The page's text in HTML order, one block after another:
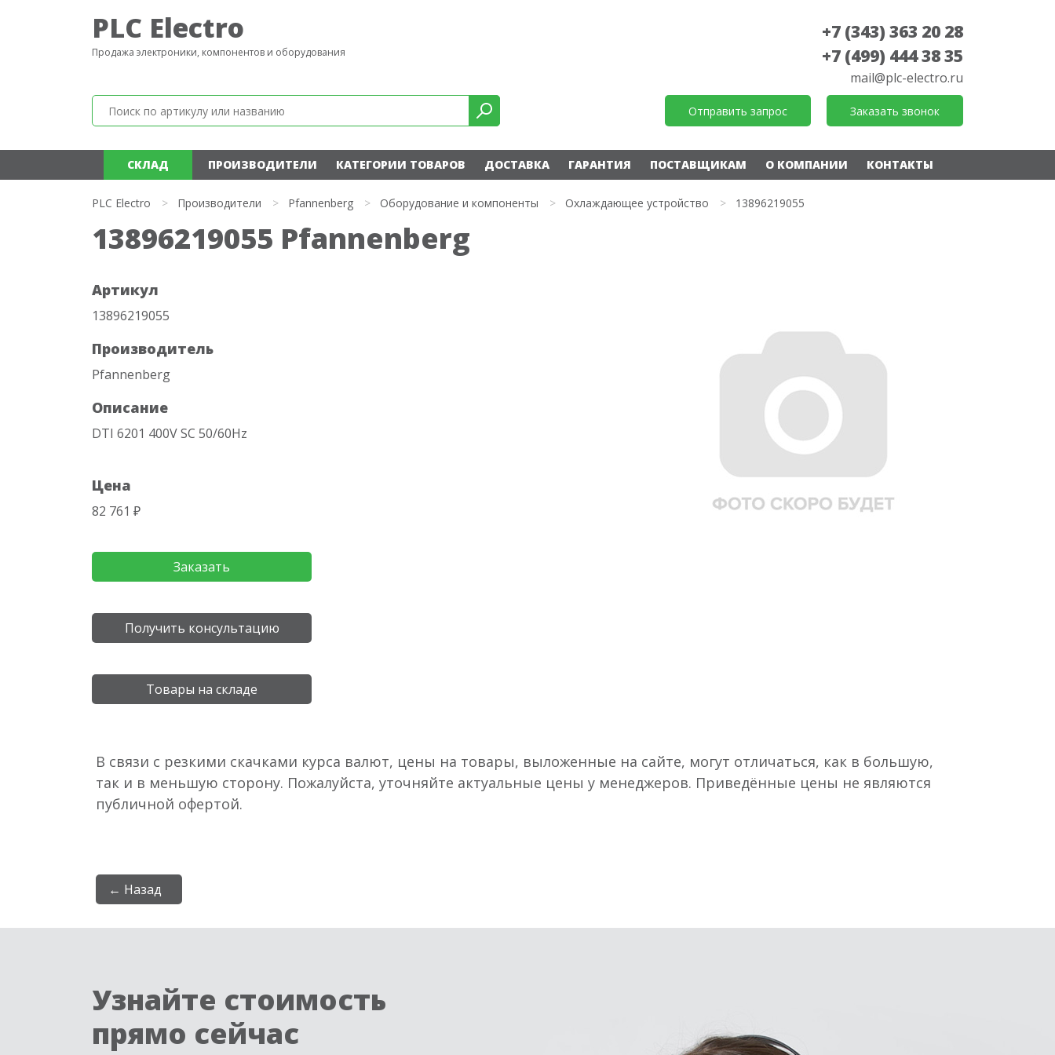
PLC Electro
Продажа электроники, компонентов и оборудования
+7 (343) 363 20 28
+7 (499) 444 38 35
mail@plc-electro.ru
Отправить запрос Заказать звонок
СКЛАД ПРОИЗВОДИТЕЛИ КАТЕГОРИИ ТОВАРОВ ДОСТАВКА ГАРАНТИЯ ПОСТАВЩИКАМ О КОМПАНИИ КОНТАКТЫ
PLC Electro > Производители > Pfannenberg > Оборудование и компоненты > Охлаждающее устройство > 13896219055
13896219055 Pfannenberg
Артикул
13896219055
Производитель
Pfannenberg
Описание
DTI 6201 400V SC 50/60Hz
Цена
82 761 ₽
Заказать
Получить консультацию
Товары на складе
В связи с резкими скачками курса валют, цены на товары, выложенные на сайте, могут отличаться, как в большую,
так и в меньшую сторону. Пожалуйста, уточняйте актуальные цены у менеджеров. Приведённые цены не являются
публичной офертой.
← Назад
Узнайте стоимость
прямо сейчас